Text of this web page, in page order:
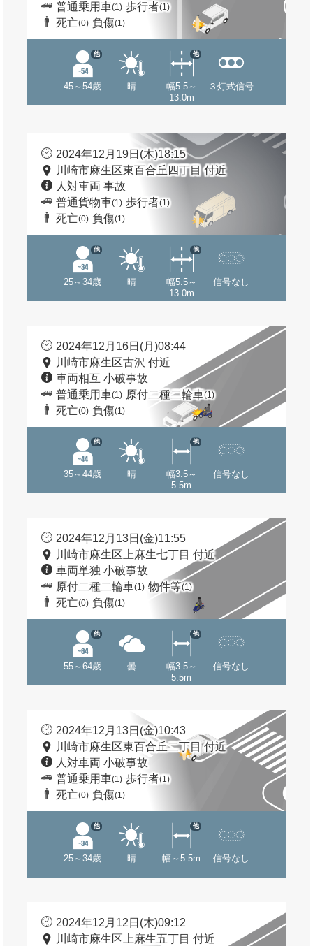
普通乗用車(1) 歩行者(1)
死亡(0) 負傷(1)
45～54歳
他
晴
幅5.5～
13.0m
他
３灯式信号
2024年12月19日(木)18:15
川崎市麻生区東百合丘四丁目 付近
人対車両 事故
普通貨物車(1) 歩行者(1)
死亡(0) 負傷(1)
25～34歳
他
晴
幅5.5～
13.0m
他
信号なし
2024年12月16日(月)08:44
川崎市麻生区古沢 付近
車両相互 小破事故
普通乗用車(1) 原付二種二輪車(1)
死亡(0) 負傷(1)
35～44歳
他
晴
幅3.5～
5.5m
他
信号なし
2024年12月13日(金)11:55
川崎市麻生区上麻生七丁目 付近
車両単独 小破事故
原付二種二輪車(1) 物件等(1)
死亡(0) 負傷(1)
55～64歳
他
曇
幅3.5～
5.5m
他
信号なし
2024年12月13日(金)10:43
川崎市麻生区東百合丘二丁目 付近
人対車両 小破事故
普通乗用車(1) 歩行者(1)
死亡(0) 負傷(1)
25～34歳
他
晴 幅～5.5m
他
信号なし
2024年12月12日(木)09:12
川崎市麻生区上麻生五丁目 付近